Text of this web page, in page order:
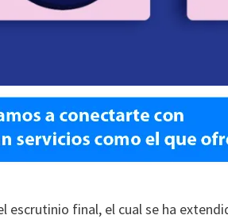
escrutinio final, el cual se ha